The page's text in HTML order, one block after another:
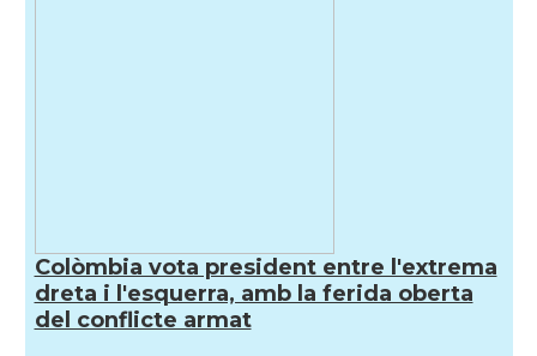
Colòmbia vota president entre l'extrema
dreta i l'esquerra, amb la ferida oberta
del conflicte armat